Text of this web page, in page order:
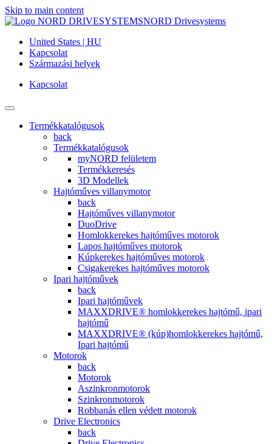
Skip to main content
NORD Drivesystems
United States | HU
Kapcsolat
Származási helyek
Kapcsolat
Termékkatalógusok
back
Termékkatalógusok
myNORD felületem
Termékkeresés
3D Modellek
Hajtóműves villanymotor
back
Hajtóműves villanymotor
DuoDrive
Homlokkerekes hajtóműves motorok
Lapos hajtóműves motorok
Kúpkerekes hajtóműves motorok
Csigakerekes hajtóműves motorok
Ipari hajtóművek
back
Ipari hajtóművek
MAXXDRIVE® homlokkerekes hajtómű, ipari
hajtómű
MAXXDRIVE® (kúp)homlokkerekes hajtómű,
Ipari hajtómű
Motorok
back
Motorok
Aszinkronmotorok
Szinkronmotorok
Robbanás ellen védett motorok
Drive Electronics
back